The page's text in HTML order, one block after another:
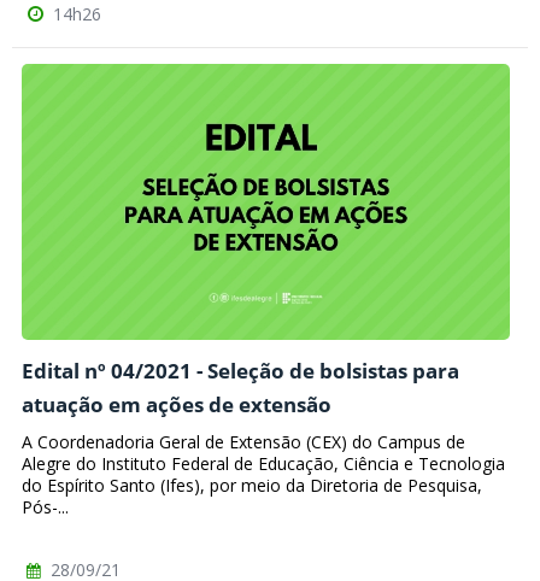
14h26
Edital nº 04/2021 - Seleção de bolsistas para
atuação em ações de extensão
A Coordenadoria Geral de Extensão (CEX) do Campus de
Alegre do Instituto Federal de Educação, Ciência e Tecnologia
do Espírito Santo (Ifes), por meio da Diretoria de Pesquisa,
Pós-...
28/09/21